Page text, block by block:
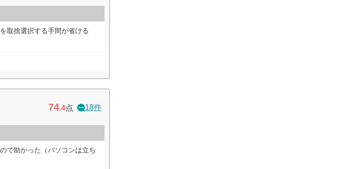
取捨選択する手間が省ける
74.4点 18件
で助かった（パソコンは立ち